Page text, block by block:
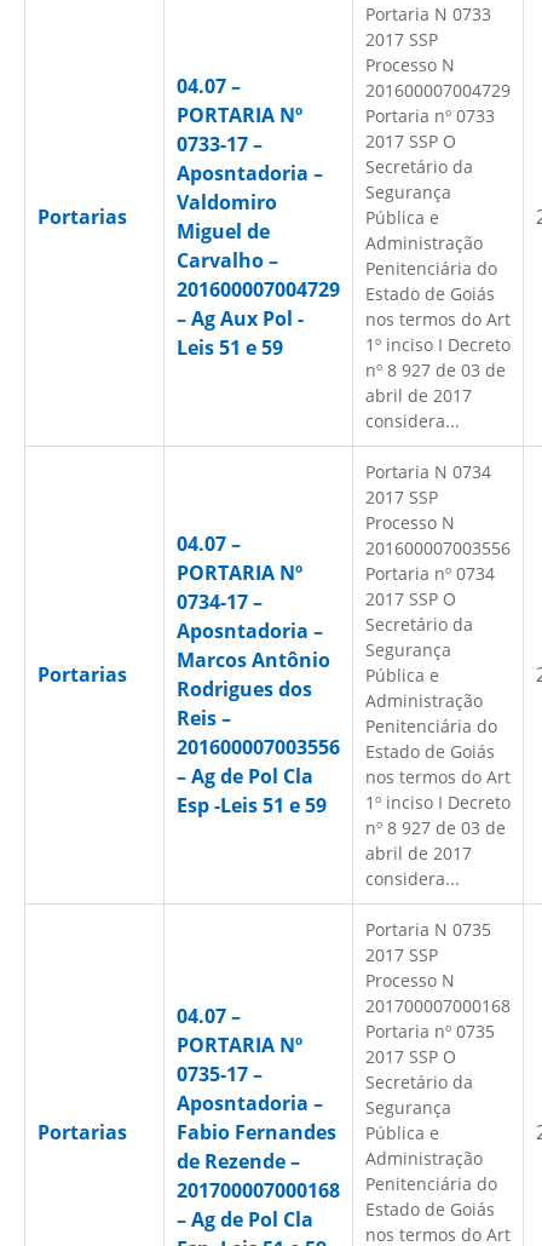
Portarias
04.07 –
PORTARIA Nº
0733-17 –
Aposntadoria –
Valdomiro
Miguel de
Carvalho –
201600007004729
– Ag Aux Pol -
Leis 51 e 59
Portaria N 0733
2017 SSP
Processo N
201600007004729
Portaria nº 0733
2017 SSP O
Secretário da
Segurança
Pública e
Administração
Penitenciária do
Estado de Goiás
nos termos do Art
1º inciso I Decreto
nº 8 927 de 03 de
abril de 2017
considera...
Portarias
04.07 –
PORTARIA Nº
0734-17 –
Aposntadoria –
Marcos Antônio
Rodrigues dos
Reis –
201600007003556
– Ag de Pol Cla
Esp -Leis 51 e 59
Portaria N 0734
2017 SSP
Processo N
201600007003556
Portaria nº 0734
2017 SSP O
Secretário da
Segurança
Pública e
Administração
Penitenciária do
Estado de Goiás
nos termos do Art
1º inciso I Decreto
nº 8 927 de 03 de
abril de 2017
considera...
Portarias
04.07 –
PORTARIA Nº
0735-17 –
Aposntadoria –
Fabio Fernandes
de Rezende –
201700007000168
– Ag de Pol Cla
Portaria N 0735
2017 SSP
Processo N
201700007000168
Portaria nº 0735
2017 SSP O
Secretário da
Segurança
Pública e
Administração
Penitenciária do
Estado de Goiás
nos termos do Art